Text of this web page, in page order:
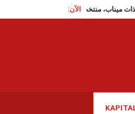
الآن: